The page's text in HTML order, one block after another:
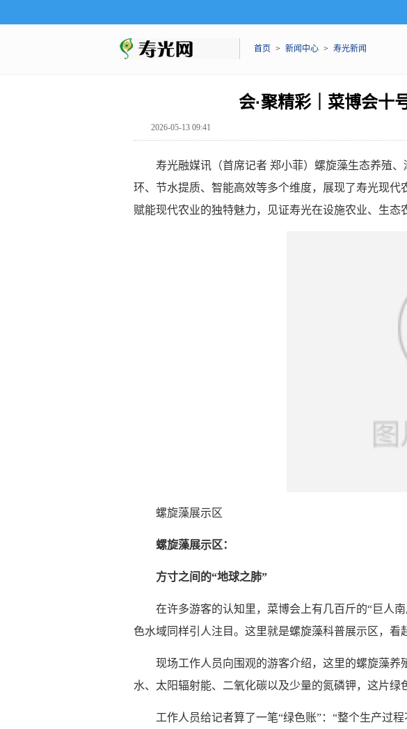
首页 > 新闻中心 > 寿光新闻
会·聚精彩｜菜博会十
2026-05-13 09:41
寿光融媒讯（首席记者 郑小菲）螺旋藻生态养殖
环、节水提质、智能高效等多个维度，展现了寿光现
赋能现代农业的独特魅力，见证寿光在设施农业、生态
螺旋藻展示区
螺旋藻展示区：
方寸之间的“地球之肺”
在许多游客的认知里，菜博会上有几百斤的“巨人
色水域同样引人注目。这里就是螺旋藻科普展示区，看
现场工作人员向围观的游客介绍，这里的螺旋藻
水、太阳辐射能、二氧化碳以及少量的氮磷钾，这片绿
工作人员给记者算了一笔“绿色账”：“整个生产过